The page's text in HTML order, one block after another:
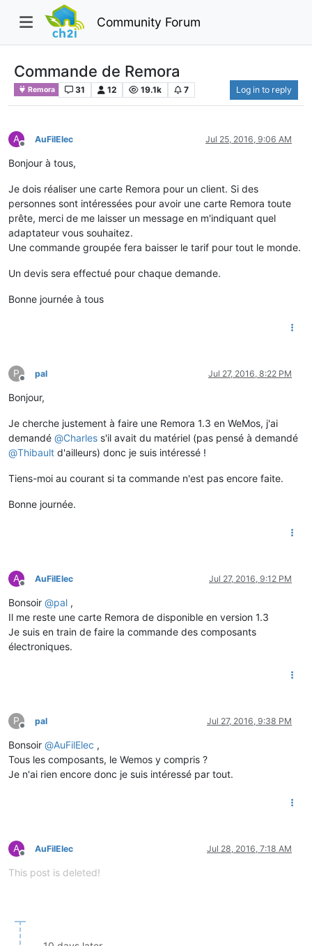
Community Forum
Commande de Remora
Remora 31 12 19.1k 7 Log in to reply
A
Offline
AuFilElec Jul 25, 2016, 9:06 AM
Bonjour à tous,
Je dois réaliser une carte Remora pour un client. Si des
personnes sont intéressées pour avoir une carte Remora toute
prête, merci de me laisser un message en m'indiquant quel
adaptateur vous souhaitez.
Une commande groupée fera baisser le tarif pour tout le monde.
Un devis sera effectué pour chaque demande.
Bonne journée à tous
P
Offline
pal Jul 27, 2016, 8:22 PM
Bonjour,
Je cherche justement à faire une Remora 1.3 en WeMos, j'ai
demandé @Charles s'il avait du matériel (pas pensé à demandé
@Thibault d'ailleurs) donc je suis intéressé !
Tiens-moi au courant si ta commande n'est pas encore faite.
Bonne journée.
A
Offline
AuFilElec Jul 27, 2016, 9:12 PM
Bonsoir @pal ,
Il me reste une carte Remora de disponible en version 1.3
Je suis en train de faire la commande des composants
électroniques.
P
Offline
pal Jul 27, 2016, 9:38 PM
Bonsoir @AuFilElec ,
Tous les composants, le Wemos y compris ?
Je n'ai rien encore donc je suis intéressé par tout.
A
Offline
AuFilElec Jul 28, 2016, 7:18 AM
This post is deleted!